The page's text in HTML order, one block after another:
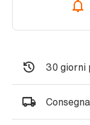
30 giorni